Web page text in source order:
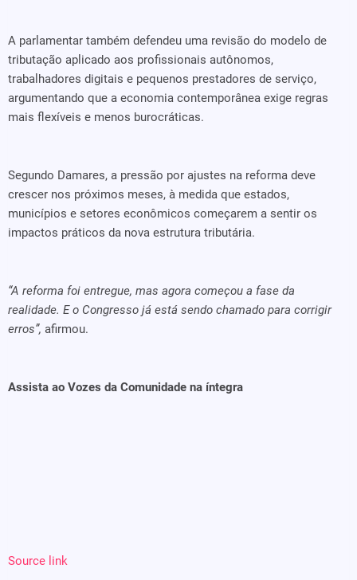
A parlamentar também defendeu uma revisão do modelo de
tributação aplicado aos profissionais autônomos,
trabalhadores digitais e pequenos prestadores de serviço,
argumentando que a economia contemporânea exige regras
mais flexíveis e menos burocráticas.
Segundo Damares, a pressão por ajustes na reforma deve
crescer nos próximos meses, à medida que estados,
municípios e setores econômicos começarem a sentir os
impactos práticos da nova estrutura tributária.
“A reforma foi entregue, mas agora começou a fase da
realidade. E o Congresso já está sendo chamado para corrigir
erros”, afirmou.
Assista ao Vozes da Comunidade na íntegra
Source link